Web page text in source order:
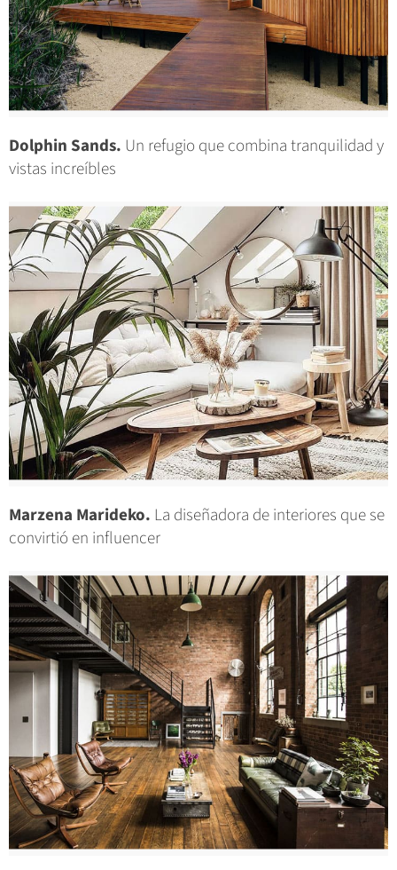
Dolphin Sands. Un refugio que combina tranquilidad y
vistas increíbles
Marzena Marideko. La diseñadora de interiores que se
convirtió en influencer